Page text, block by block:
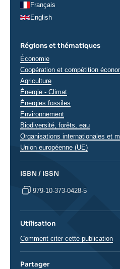
Français
English
Régions et thématiques
Thématiques
analyses
Économie
Coopération et compétition
Agriculture
Énergie - Climat
Énergies fossiles
Environnement
Biodiversité, forêts, eau
Organisations internationales et
Union européenne (UE)
ISBN / ISSN
979-10-373-0428-5
Utilisation
Comment citer cette publication
Partager